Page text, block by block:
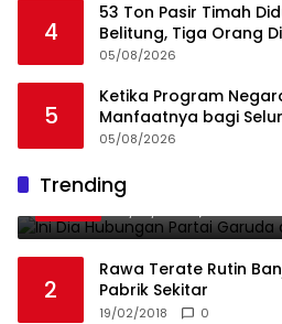
4
53 Ton Pasir Timah
Belitung, Tiga Orang
Diburu
05/08/2026
5
Ketika Program
Manfaatnya bagi
05/08/2026
Trending
1
Gerindra
19/02/2018 0
2
Rawa Terate Rutin
Pabrik Sekitar
19/02/2018 0